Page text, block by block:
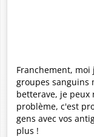
Franchement,
groupes sanguins
betterave, je peux
problème, c'est
gens avec vos
plus !